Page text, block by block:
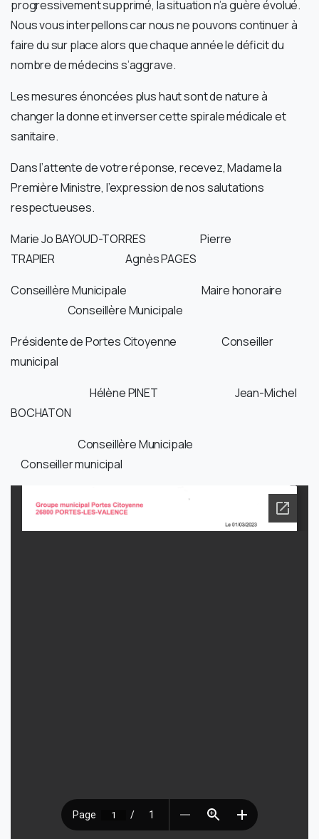
progressivement supprimé, la situation n’a guère évolué.
Nous vous interpellons car nous ne pouvons continuer à
faire du sur place alors que chaque année le déficit du
nombre de médecins s’aggrave.
Les mesures énoncées plus haut sont de nature à
changer la donne et inverser cette spirale médicale et
sanitaire.
Dans l’attente de votre réponse, recevez, Madame la
Première Ministre, l’expression de nos salutations
respectueuses.
Marie Jo BAYOUD-TORRES Pierre
TRAPIER Agnès PAGES
Conseillère Municipale Maire honoraire
Conseillère Municipale
Présidente de Portes Citoyenne Conseiller
municipal
Hélène PINET Jean-Michel
BOCHATON
Conseillère Municipale
Conseiller municipal